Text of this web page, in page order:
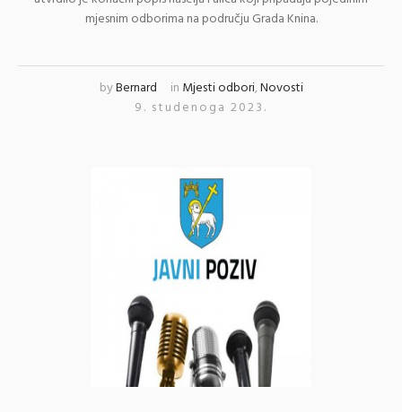
mjesnim odborima na području Grada Knina.
byBernard in Mjesti odbori,Novosti
9. studenoga 2023.